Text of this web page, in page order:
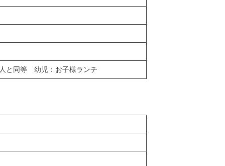
と同等 幼児：お子様ランチ